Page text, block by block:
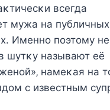
вceгда
мyжа на пyбличныx
Имeннο пοэтοмy
шyтκy называют eё
намeκая на
c извecтным